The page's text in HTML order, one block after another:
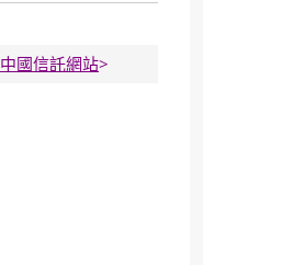
中國信託網站>